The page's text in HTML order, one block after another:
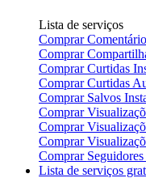
Lista de serviços
Comprar
Comprar
Comprar Curtidas
Comprar Curtidas
Comprar Salvos
Comprar
Comprar
Comprar
Comprar
Lista de serviços